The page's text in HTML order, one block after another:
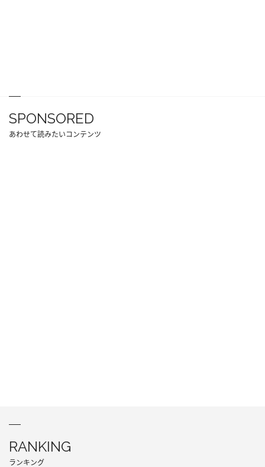
SPONSORED
あわせて読みたいコンテンツ
RANKING
ランキング